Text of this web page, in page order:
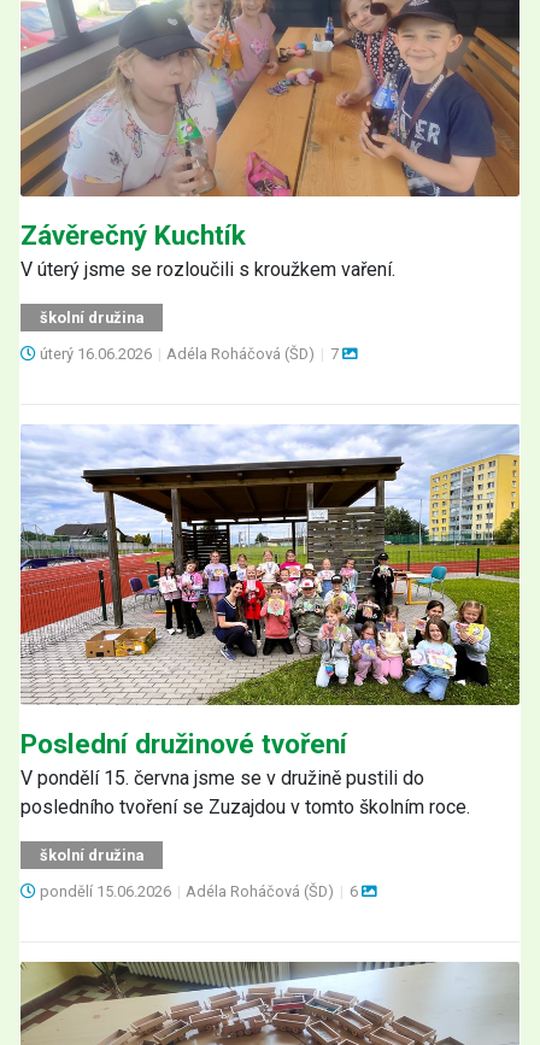
Závěrečný Kuchtík
V úterý jsme se rozloučili s kroužkem vaření.
školní družina
úterý 16.06.2026 | Adéla Roháčová (ŠD) | 7
Poslední družinové tvoření
V pondělí 15. června jsme se v družině pustili do
posledního tvoření se Zuzajdou v tomto školním roce.
školní družina
pondělí 15.06.2026 | Adéla Roháčová (ŠD) | 6